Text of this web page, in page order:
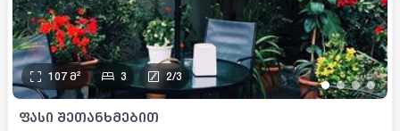
••••
107 მ² 3 2/3
ᲤᲐᲡᲘ ᲨᲔᲗᲐᲜᲮᲛᲔᲑᲘᲗ